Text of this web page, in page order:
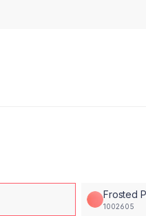
Frosted
1002605